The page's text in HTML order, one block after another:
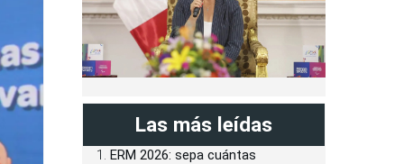
Las más leídas
ERM 2026: sepa cuántas